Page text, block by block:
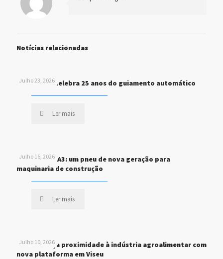
Notícias relacionadas
Julho 23, 2026
John Deere celebra 25 anos do guiamento automático
Ler mais
Julho 16, 2026
MICHELIN XHA3: um pneu de nova geração para
maquinaria de construção
Ler mais
Julho 10, 2026
STEF reforça proximidade à indústria agroalimentar com
nova plataforma em Viseu